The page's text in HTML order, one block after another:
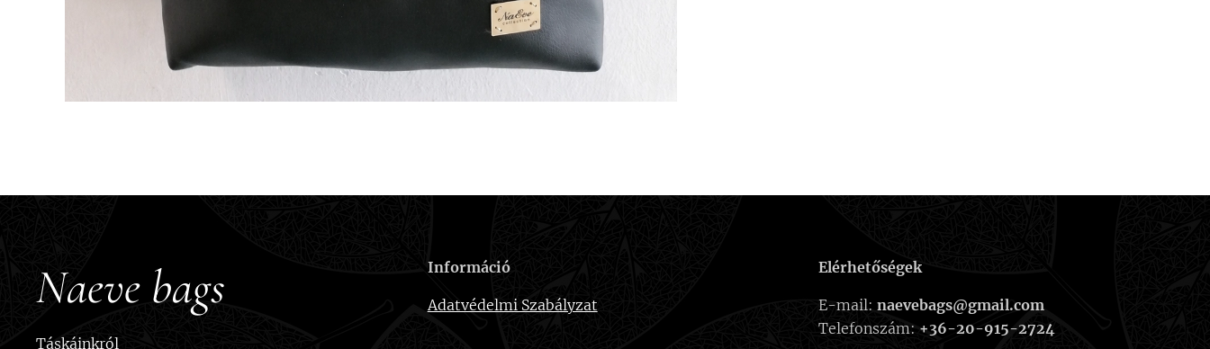
Naeve bags
Táskáinkról
Információ
Adatvédelmi Szabályzat
Elérhetőségek
E-mail:naevebags@gmail.com
Telefonszám: +36-20-915-2724